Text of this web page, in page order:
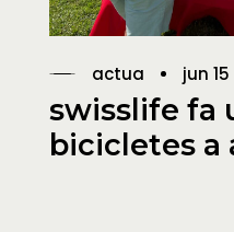
actua jun 15
swisslife fa
bicicletes a